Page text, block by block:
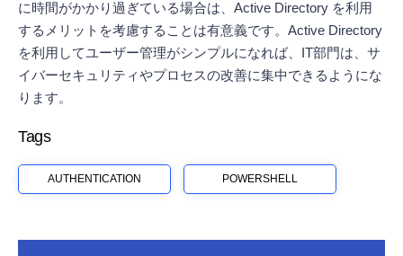
に時間がかかり過ぎている場合は、Active Directory を利用
するメリットを考慮することは有意義です。Active Directory
を利用してユーザー管理がシンプルになれば、IT部門は、サ
イバーセキュリティやプロセスの改善に集中できるようにな
ります。
Tags
AUTHENTICATION POWERSHELL